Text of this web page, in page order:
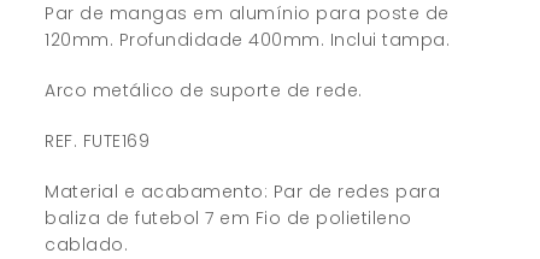
Par de mangas em alumínio para poste de
120mm. Profundidade 400mm. Inclui tampa.
Arco metálico de suporte de rede.
REF. FUTE169
Material e acabamento: Par de redes para
baliza de futebol 7 em Fio de polietileno
cablado.